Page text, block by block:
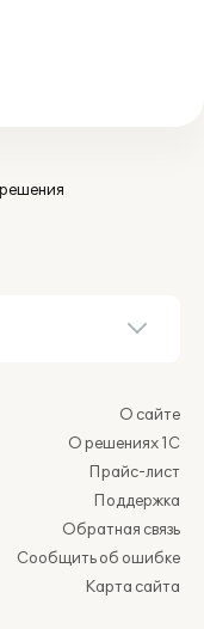
О сайте
О решениях 1С
Прайс-лист
Поддержка
Обратная связь
Сообщить об ошибке
Карта сайта